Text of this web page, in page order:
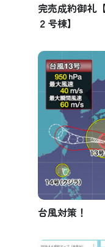
完売成約御礼
２号棟】
台風対策！